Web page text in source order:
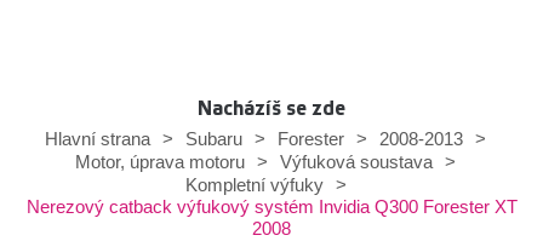
Nacházíš se zde
Hlavní strana > Subaru > Forester > 2008-2013 >
Motor, úprava motoru > Výfuková soustava >
Kompletní výfuky
>
Nerezový catback výfukový systém Invidia Q300 Forester XT
2008